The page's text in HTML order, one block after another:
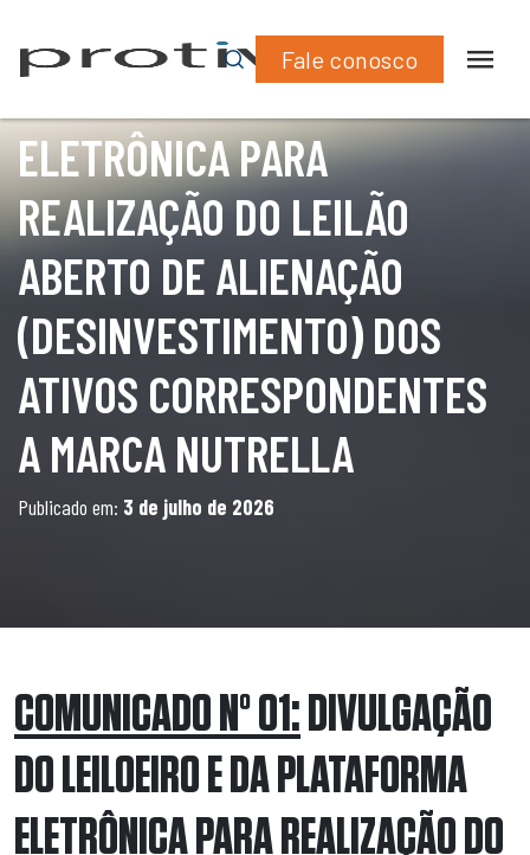
Fale conosco
NUTRELLA
DIVULGAÇÃO DO LEILOEIRO E
DA PLATAFORMA
ELETRÔNICA PARA
REALIZAÇÃO DO LEILÃO
ABERTO DE ALIENAÇÃO
(DESINVESTIMENTO) DOS
ATIVOS CORRESPONDENTES
A MARCA NUTRELLA
Publicado em: 3 de julho de 2026
COMUNICADO Nº 01: DIVULGAÇÃO
DO LEILOEIRO E DA PLATAFORMA
ELETRÔNICA PARA REALIZAÇÃO DO